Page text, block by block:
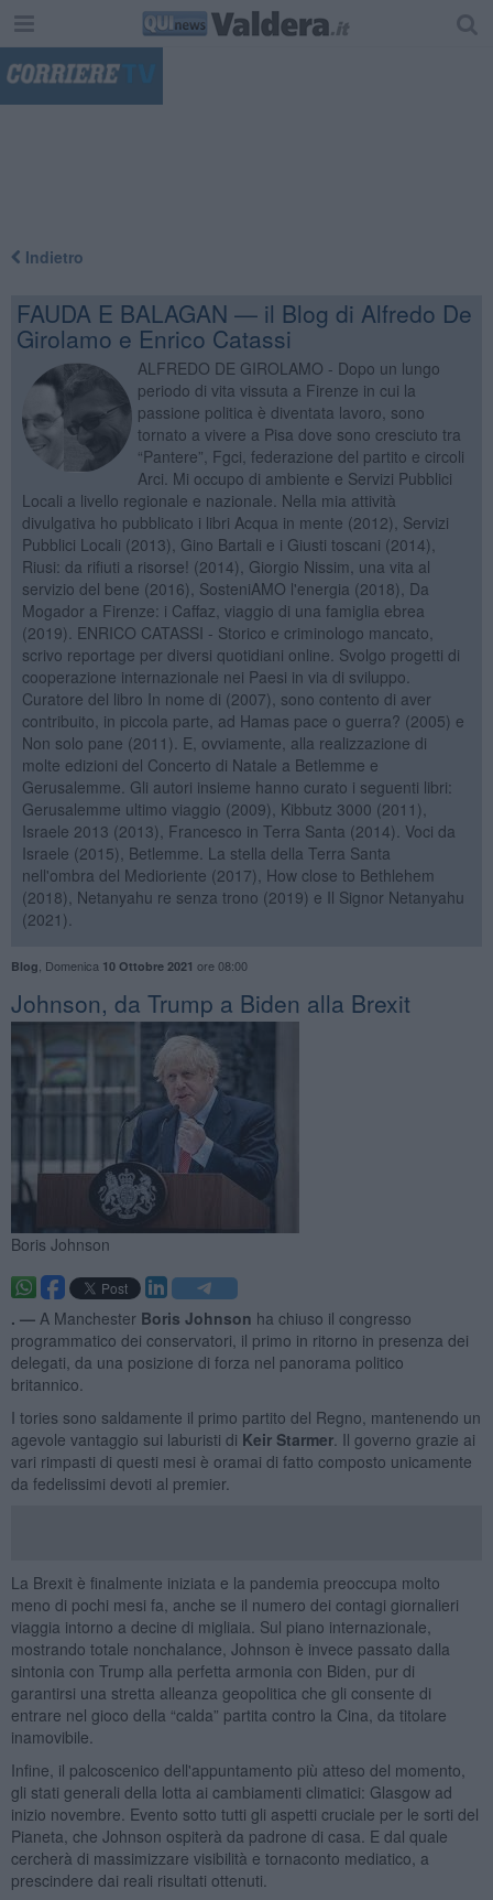
Indietro
FAUDA E BALAGAN — il Blog di Alfredo De
Girolamo e Enrico Catassi
ALFREDO DE GIROLAMO - Dopo un lungo
periodo di vita vissuta a Firenze in cui la
passione politica è diventata lavoro, sono
tornato a vivere a Pisa dove sono cresciuto tra
“Pantere”, Fgci, federazione del partito e circoli
Arci. Mi occupo di ambiente e Servizi Pubblici
Locali a livello regionale e nazionale. Nella mia attività
divulgativa ho pubblicato i libri Acqua in mente (2012), Servizi
Pubblici Locali (2013), Gino Bartali e i Giusti toscani (2014),
Riusi: da rifiuti a risorse! (2014), Giorgio Nissim, una vita al
servizio del bene (2016), SosteniAMO l'energia (2018), Da
Mogador a Firenze: i Caffaz, viaggio di una famiglia ebrea
(2019). ENRICO CATASSI - Storico e criminologo mancato,
scrivo reportage per diversi quotidiani online. Svolgo progetti di
cooperazione internazionale nei Paesi in via di sviluppo.
Curatore del libro In nome di (2007), sono contento di aver
contribuito, in piccola parte, ad Hamas pace o guerra? (2005) e
Non solo pane (2011). E, ovviamente, alla realizzazione di
molte edizioni del Concerto di Natale a Betlemme e
Gerusalemme. Gli autori insieme hanno curato i seguenti libri:
Gerusalemme ultimo viaggio (2009), Kibbutz 3000 (2011),
Israele 2013 (2013), Francesco in Terra Santa (2014). Voci da
Israele (2015), Betlemme. La stella della Terra Santa
nell'ombra del Medioriente (2017), How close to Bethlehem
(2018), Netanyahu re senza trono (2019) e Il Signor Netanyahu
(2021).
Blog Domenica 10 Ottobre 2021 ore 08:00
Johnson, da Trump a Biden alla Brexit
Boris Johnson
. — A Manchester Boris Johnson ha chiuso il congresso
programmatico dei conservatori, il primo in ritorno in presenza dei
delegati, da una posizione di forza nel panorama politico
britannico.
I tories sono saldamente il primo partito del Regno, mantenendo un
agevole vantaggio sui laburisti di Keir Starmer. Il governo grazie ai
vari rimpasti di questi mesi è oramai di fatto composto unicamente
da fedelissimi devoti al premier.
La Brexit è finalmente iniziata e la pandemia preoccupa molto
meno di pochi mesi fa, anche se il numero dei contagi giornalieri
viaggia intorno a decine di migliaia. Sul piano internazionale,
mostrando totale nonchalance, Johnson è invece passato dalla
sintonia con Trump alla perfetta armonia con Biden, pur di
garantirsi una stretta alleanza geopolitica che gli consente di
entrare nel gioco della “calda” partita contro la Cina, da titolare
inamovibile.
Infine, il palcoscenico dell'appuntamento più atteso del momento,
gli stati generali della lotta ai cambiamenti climatici: Glasgow ad
inizio novembre. Evento sotto tutti gli aspetti cruciale per le sorti del
Pianeta, che Johnson ospiterà da padrone di casa. E dal quale
cercherà di massimizzare visibilità e tornaconto mediatico, a
prescindere dai reali risultati ottenuti.